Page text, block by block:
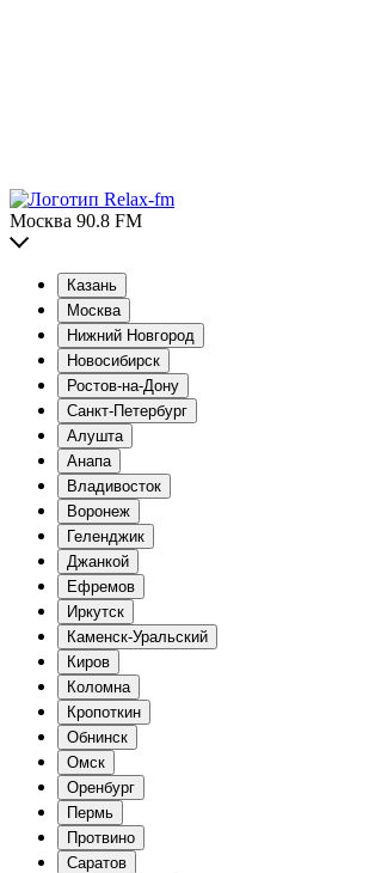
Москва 90.8 FM
Казань
Москва
Нижний Новгород
Новосибирск
Ростов-на-Дону
Санкт-Петербург
Алушта
Анапа
Владивосток
Воронеж
Геленджик
Джанкой
Ефремов
Иркутск
Каменск-Уральский
Киров
Коломна
Кропоткин
Обнинск
Омск
Оренбург
Пермь
Протвино
Саратов